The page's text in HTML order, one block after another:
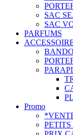
SAC
SAC
PARFUMS
Promo
PETITS